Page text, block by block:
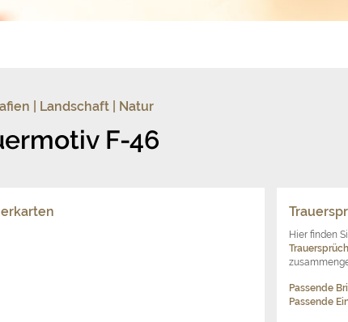
| Landschaft | Natur
F-46
Hier finden
Passende
Passende